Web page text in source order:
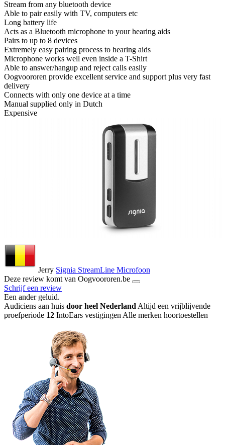
Stream from any bluetooth device
Able to pair easily with TV, computers etc
Long battery life
Acts as a Bluetooth microphone to your hearing aids
Pairs to up to 8 devices
Extremely easy pairing process to hearing aids
Microphone works well even inside a T-Shirt
Able to answer/hangup and reject calls easily
Oogvoororen provide excellent service and support plus very fast
delivery
Connects with only one device at a time
Manual supplied only in Dutch
Expensive
Jerry Signia StreamLine Microfoon
Deze review komt van Oogvoororen.be
Schrijf een review
Een ander geluid.
Audiciens aan huis door heel NederlandAltijd een vrijblijvende
proefperiode 12 IntoEars vestigingenAlle merken hoortoestellen